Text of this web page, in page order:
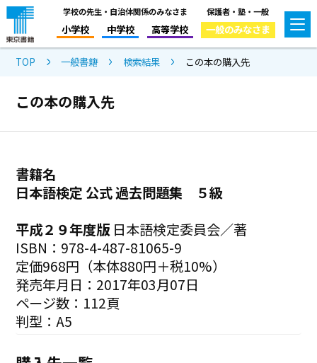
学校の先生・自治体関係のみなさま
小学校 中学校 高等学校
保護者・塾・一般
一般のみなさま
TOP 一般書籍 検索結果 この本の購入先
この本の購入先
書籍名
日本語検定 公式 過去問題集 ５級
平成２９年度版 日本語検定委員会／著
ISBN：978-4-487-81065-9
定価968円（本体880円＋税10%）
発売年月日：2017年03月07日
ページ数：112頁
判型：A5